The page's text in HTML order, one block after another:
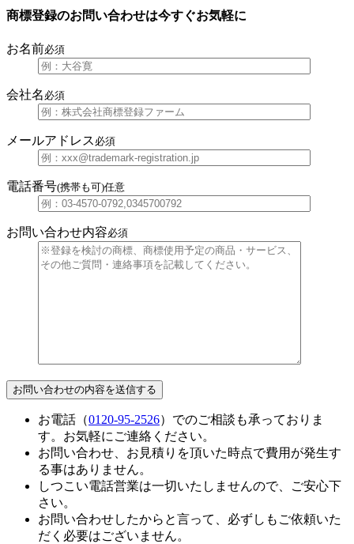
商標登録のお問い合わせは今すぐお気軽に
お名前必須
会社名 必須
メールアドレス 必須
電話番号(携帯も可)任意
お問い合わせ内容必須
お電話（0120-95-2526）でのご相談も承っておりま
す。お気軽にご連絡ください。
お問い合わせ、お見積りを頂いた時点で費用が発生す
る事はありません。
しつこい電話営業は一切いたしませんので、ご安心下
さい。
お問い合わせしたからと言って、必ずしもご依頼いた
だく必要はございません。